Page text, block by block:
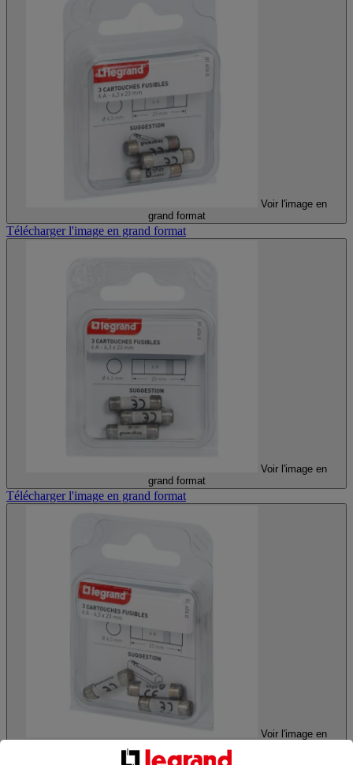
Voir l'image en
grand format
Télécharger l'image en grand format
Voir l'image en
grand format
Télécharger l'image en grand format
Voir l'image en
Télécharger l'image en grand format